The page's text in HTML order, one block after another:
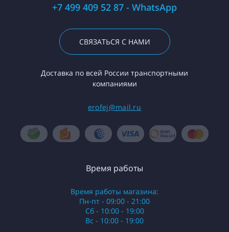
+7 499 409 52 87 - WhatsApp
СВЯЗАТЬСЯ С НАМИ
Доставка по всей России транспортными
компаниями
erofej@mail.ru
Время работы
Время работы магазина:
Пн-пт - 09:00 - 21:00
Сб - 10:00 - 19:00
Вс - 10:00 - 19:00